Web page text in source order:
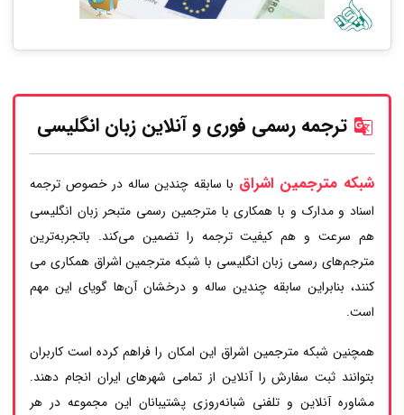
ترجمه رسمی فوری و آنلاین زبان انگلیسی
شبکه مترجمین اشراق با سابقه چندین ساله در خصوص ترجمه
اسناد و مدارک و با همکاری با مترجمین رسمی متبحر زبان انگلیسی
هم سرعت و هم کیفیت ترجمه را تضمین می‌کند. باتجربه‌ترین
مترجم‌های رسمی زبان انگلیسی با شبکه مترجمین اشراق همکاری می
کنند، بنابراین سابقه چندین ساله و درخشان آن‌ها گویای این مهم
است.
همچنین شبکه مترجمین اشراق این امکان را فراهم کرده است کاربران
بتوانند ثبت سفارش را آنلاین از تمامی شهرهای ایران انجام دهند.
مشاوره آنلاین و تلفنی شبانه‌روزی پشتیبانان این مجموعه در هر